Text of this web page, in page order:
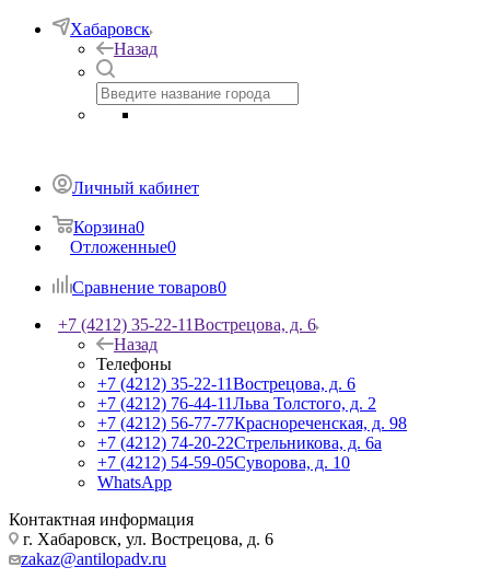
Хабаровск
Назад
Личный кабинет
Корзина0
Отложенные0
Сравнение товаров0
+7 (4212) 35-22-11Вострецова, д. 6
Назад
Телефоны
+7 (4212) 35-22-11Вострецова, д. 6
+7 (4212) 76-44-11Льва Толстого, д. 2
+7 (4212) 56-77-77Краснореченская, д. 98
+7 (4212) 74-20-22Стрельникова, д. 6а
+7 (4212) 54-59-05Суворова, д. 10
WhatsApp
Контактная информация
г. Хабаровск, ул. Вострецова, д. 6
zakaz@antilopadv.ru